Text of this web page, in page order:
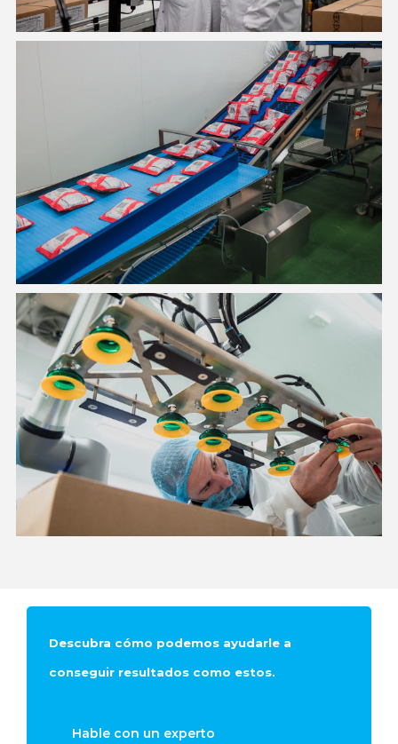
Descubra cómo podemos ayudarle a
conseguir resultados como estos.
Hable con un experto